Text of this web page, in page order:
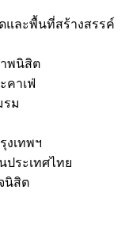
และพื้นที่สร้างสรรค์
พนิสิต
คาเฟ่
รม
งเทพฯ
ประเทศไทย
นิสิต